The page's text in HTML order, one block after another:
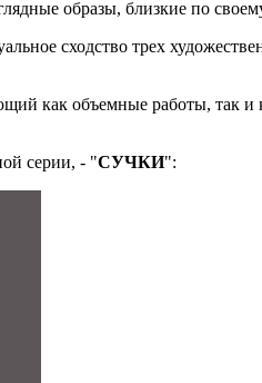
образы, близкие по
сходство трех
как объемные работы, так
серии, - "СУЧКИ":